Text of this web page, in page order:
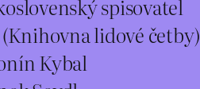
spisovatel
lidové četby)
Kybal